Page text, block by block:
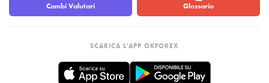
Cambi Valutari Glossario
SCARICA L'APP OKFOREX